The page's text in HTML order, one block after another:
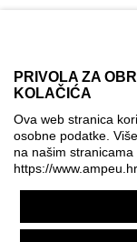
PRIVOLA ZA
KOLAČIĆA
Ova web stranica
osobne podatke.
na našim
https://
Izjava o
Politika korištenja
Ova mrežna